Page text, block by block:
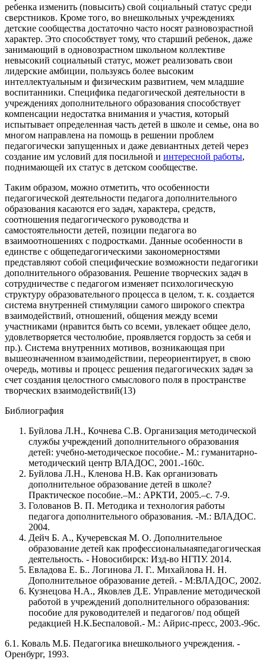
ребенка изменить (повысить) свой социальный статус среди
сверстников. Кроме того, во внешкольных учреждениях
детские сообщества достаточно часто носят разновозрастной
характер. Это способствует тому, что старший ребенок, даже
занимающий в одновозрастном школьном коллективе
невысокий социальный статус, может реализовать свои
лидерские амбиции, пользуясь более высоким
интеллектуальным и физическим развитием, чем младшие
воспитанники. Специфика педагогической деятельности в
учреждениях дополнительного образования способствует
компенсации недостатка внимания и участия, который
испытывает определенная часть детей в школе и семье, она во
многом направлена на помощь в решении проблем
педагогически запущенных и даже девиантных детей через
создание им условий для посильной и интересной работы,
поднимающей их статус в детском сообществе.
Таким образом, можно отметить, что особенности
педагогической деятельности педагога дополнительного
образования касаются его задач, характера, средств,
соотношения педагогического руководства и
самостоятельности детей, позиции педагога во
взаимоотношениях с подростками. Данные особенности в
единстве с общепедагогическими закономерностями
представляют собой специфические возможности педагогики
дополнительного образования. Решение творческих задач в
сотрудничестве с педагогом изменяет психологическую
структуру образовательного процесса в целом, т. к. создается
система внутренней стимуляции самого широкого спектра
взаимодействий, отношений, общения между всеми
участниками (нравится быть со всеми, увлекает общее дело,
удовлетворяется честолюбие, проявляется гордость за себя и
пр.). Система внутренних мотивов, возникающая при
вышеозначенном взаимодействии, переориентирует, в свою
очередь, мотивы и процесс решения педагогических задач за
счет создания целостного смыслового поля в пространстве
творческих взаимодействий(13)
Библиография
Буйлова Л.Н., Кочнева С.В. Организация методической
службы учреждений дополнительного образования
детей: учебно-методическое пособие.- М.: гуманитарно-
методический центр ВЛАДОС, 2001.-160с.
Буйлова Л.Н., Кленова Н.В. Как организовать
дополнительное образование детей в школе?
Практическое пособие.–М.: АРКТИ, 2005.–с. 7-9.
Голованов В. П. Методика и технология работы
педагога дополнительного образования. -М.: ВЛАДОС.
2004.
Дейч Б. А., Кучеревская М. О. Дополнительное
образование детей как профессиональнаяпедагогическая
деятельность. - Новосибирск: Изд-во НГПУ. 2014.
Евладова Е. Б.. Логинова Л. Г.. Михайлова Н. Н.
Дополнительное образование детей. - М:ВЛАДОС, 2002.
Кузнецова Н.А., Яковлев Д.Е. Управление методической
работой в учреждений дополнительного образования:
пособие для руководителей и педагогов/ под общей
редакцией Н.К.Беспаловой.- М.: Айрис-пресс, 2003.-96с.
6.1. Коваль М.Б. Педагогика внешкольного учреждения. -
Оренбург, 1993.